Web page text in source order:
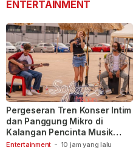
ENTERTAINMENT
Entertainment - 10 jam yang lalu
Pergeseran Tren Konser Intim
dan Panggung Mikro di
Kalangan Pencinta Musik
Indonesia